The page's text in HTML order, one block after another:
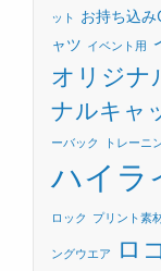
ット
お持ち込み
ャツ イベント用
オリジナ
ナルキャ
ーバック
トレーニ
ハイラ
ロック プリント素
ングウエア ロ